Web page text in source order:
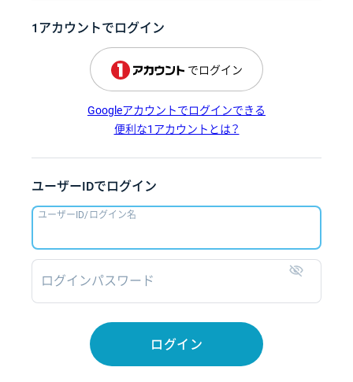
1アカウントでログイン
でログイン
Googleアカウントでログインできる
便利な1アカウントとは？
ユーザーIDでログイン
ユーザーID/ログイン名
ログインパスワード
ログイン